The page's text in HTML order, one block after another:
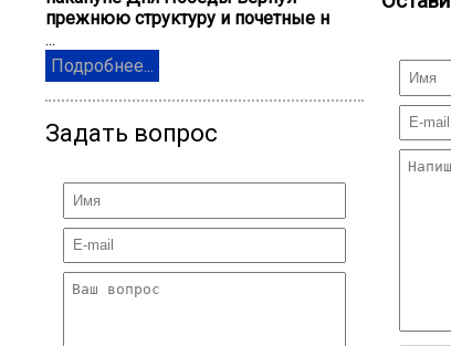
прежнюю структуру и почетные н
...
Подробнее...
Задать вопрос